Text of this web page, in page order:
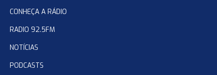
CONHEÇA A RÁDIO
RADIO 92.5FM
NOTÍCIAS
PODCASTS